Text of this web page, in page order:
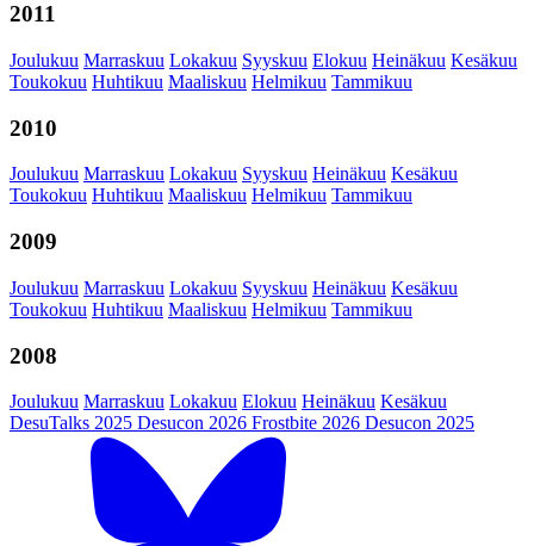
2011
Joulukuu Marraskuu Lokakuu Syyskuu Elokuu Heinäkuu Kesäkuu
Toukokuu Huhtikuu Maaliskuu Helmikuu Tammikuu
2010
Joulukuu Marraskuu Lokakuu Syyskuu Heinäkuu Kesäkuu
Toukokuu Huhtikuu Maaliskuu Helmikuu Tammikuu
2009
Joulukuu Marraskuu Lokakuu Syyskuu Heinäkuu Kesäkuu
Toukokuu Huhtikuu Maaliskuu Helmikuu Tammikuu
2008
Joulukuu Marraskuu Lokakuu Elokuu Heinäkuu Kesäkuu
DesuTalks 2025 Desucon 2026 Frostbite 2026 Desucon 2025